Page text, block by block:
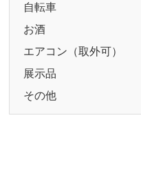
自転車
お酒
エアコン（取外可）
展示品
その他